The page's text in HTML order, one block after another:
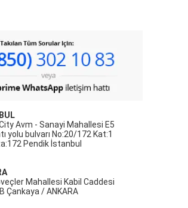
Avm - Sanayi Mahallesi E5
yolu bulvarı No:20/172 Kat:1
Pendik İstanbul
Mahallesi Kabil Caddesi
Çankaya / ANKARA